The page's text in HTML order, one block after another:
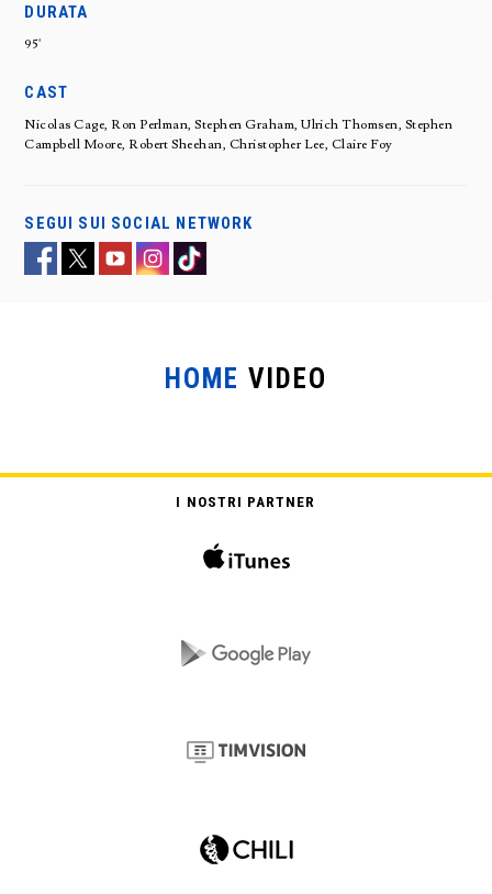
DURATA
95'
CAST
Nicolas Cage, Ron Perlman, Stephen Graham, Ulrich Thomsen, Stephen
Campbell Moore, Robert Sheehan, Christopher Lee, Claire Foy
SEGUI SUI SOCIAL NETWORK
HOME VIDEO
I NOSTRI PARTNER